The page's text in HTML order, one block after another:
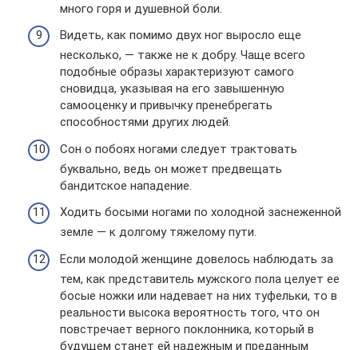
много горя и душевной боли.
Видеть, как помимо двух ног выросло еще
несколько, — также не к добру. Чаще всего
подобные образы характеризуют самого
сновидца, указывая на его завышенную
самооценку и привычку пренебрегать
способностями других людей.
Сон о побоях ногами следует трактовать
буквально, ведь он может предвещать
бандитское нападение.
Ходить босыми ногами по холодной заснеженной
земле — к долгому тяжелому пути.
Если молодой женщине довелось наблюдать за
тем, как представитель мужского пола целует ее
босые ножки или надевает на них туфельки, то в
реальности высока вероятность того, что он
повстречает верного поклонника, который в
будущем станет ей надежным и преданным